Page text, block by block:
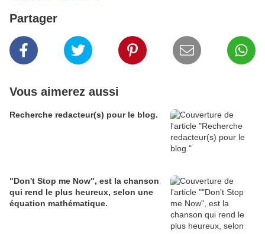
Partager
Vous aimerez aussi
Recherche redacteur(s) pour le blog.
"Don't Stop me Now", est la chanson
qui rend le plus heureux, selon une
équation mathématique.